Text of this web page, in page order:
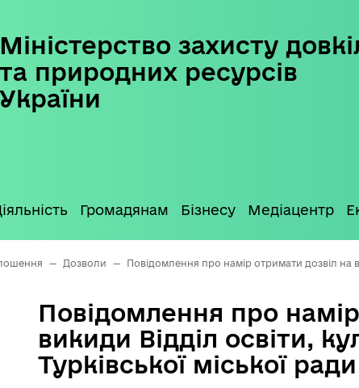
Міністерство захисту
та природних ресурсів
України
Громадянам Бізнесу Медіацентр
— Дозволи — Повідомлення про намір отримати дозвіл на
Повідомлення про
викиди Відділ освіти,
Турківської міської ради